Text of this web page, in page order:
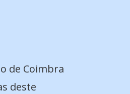
de Coimbra
deste